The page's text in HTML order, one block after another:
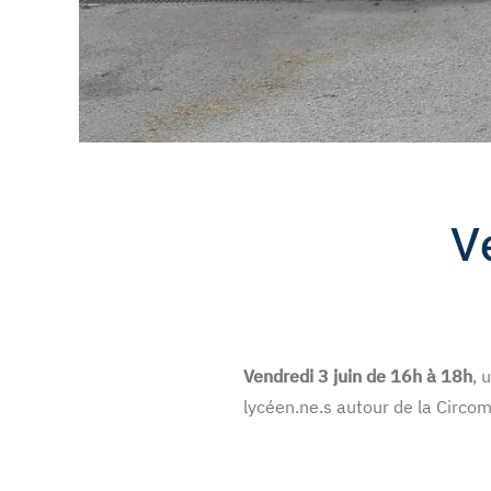
Vendredi 3 juin de 16h à 18h,
lycéen.ne.s autour de la